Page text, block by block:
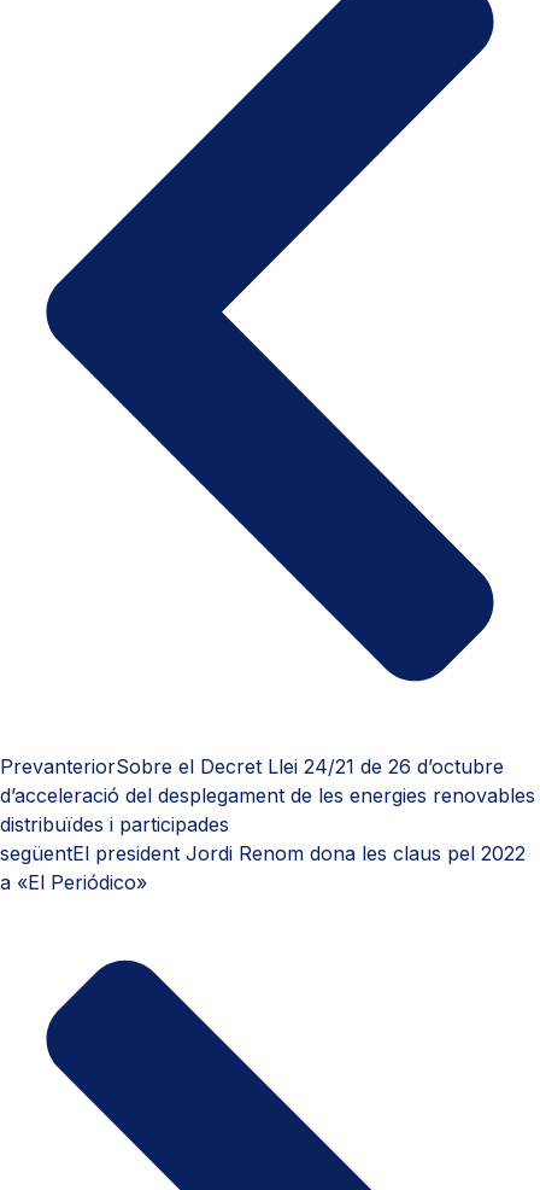
PrevanteriorSobre el Decret Llei 24/21 de 26 d’octubre
d’acceleració del desplegament de les energies renovables
distribuïdes i participades
següentEl president Jordi Renom dona les claus pel 2022
a «El Periódico»